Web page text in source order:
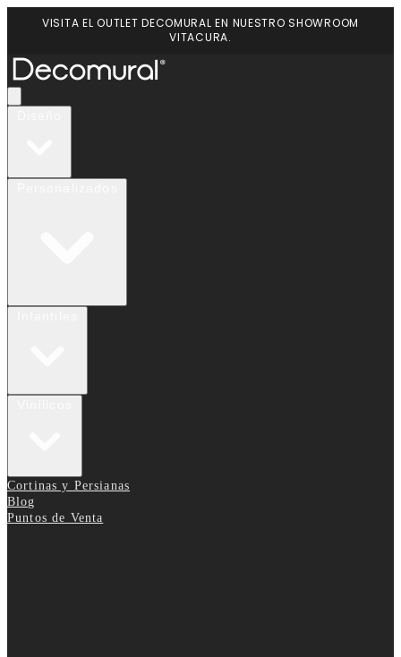
VISITA EL OUTLET DECOMURAL EN NUESTRO SHOWROOM
VITACURA.
Cortinas y Persianas
Blog
Puntos de Venta